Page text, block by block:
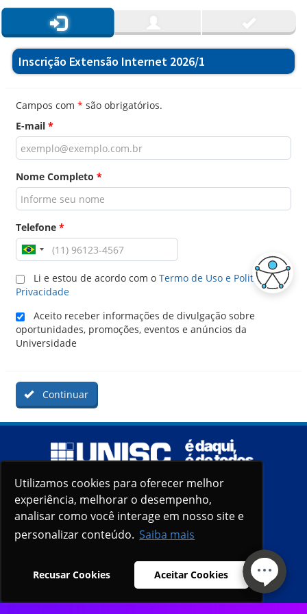
Utilizamos cookies para oferecer melhor
experiência, melhorar o desempenho,
analisar como você interage em nosso site e
personalizar conteúdo. Saiba mais
Recusar Cookies Aceitar Cookies
Utilizamos cookies para oferecer melhor
experiência, melhorar o desempenho,
analisar como você interage em nosso site e
personalizar conteúdo. Saiba mais
Recusar Cookies Aceitar Cookies
Inscrição Extensão Internet 2026/1
Campos com * são obrigatórios.
E-mail *
Nome Completo *
Telefone *
Li e estou de acordo com o Termo de Uso e Politica de
Privacidade
Aceito receber informações de divulgação sobre
oportunidades, promoções, eventos e anúncios da
Universidade
Continuar